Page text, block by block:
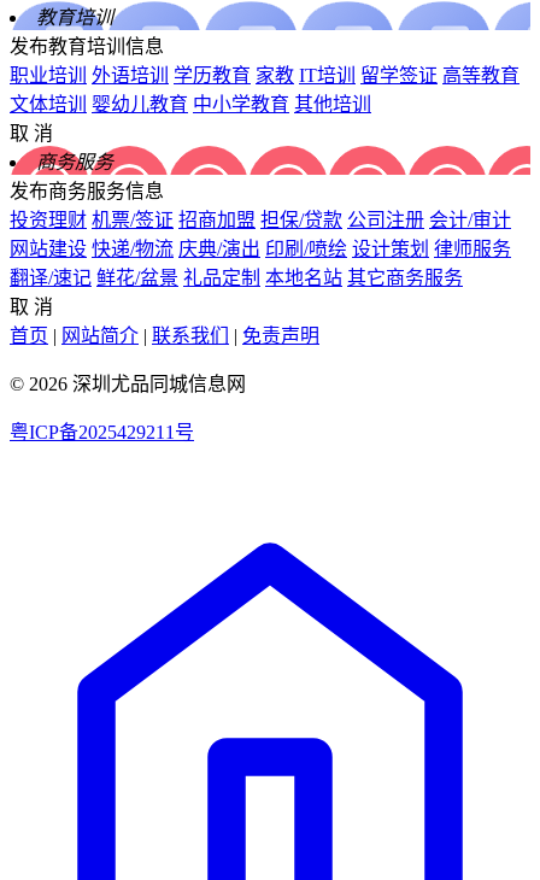
教育培训
发布教育培训信息
职业培训
外语培训 学历教育 家教 IT培训 留学签证 高等教育
文体培训
婴幼儿教育 中小学教育 其他培训
取 消
商务服务
发布商务服务信息
投资理财 机票/签证 招商加盟 担保/贷款 公司注册 会计/审计
网站建设 快递/物流 庆典/演出 印刷/喷绘 设计策划 律师服务
翻译/速记 鲜花/盆景 礼品定制 本地名站 其它商务服务
取 消
首页 | 网站简介 | 联系我们 | 免责声明
© 2026 深圳尤品同城信息网
粤ICP备2025429211号